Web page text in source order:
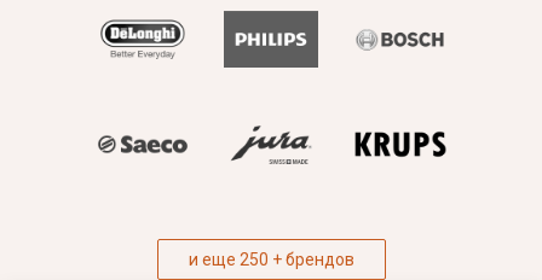
и еще 250 + брендов